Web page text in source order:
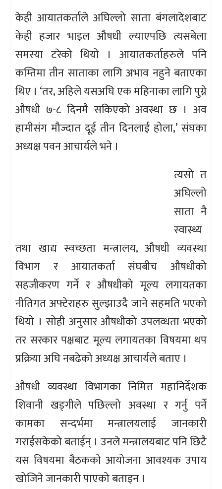
केही आयातकर्ताले अघिल्लो साता बंगलादेशबाट
केही हजार भाइल औषधी ल्याएपछि त्यसबेला
समस्या टरेको थियो । आयातकर्ताहरुले पनि
कम्तिमा तीन साताका लागि अभाव नहुने बताएका
थिए । ‘तर, अहिले यसअघि एक महिनाका लागि पुग्ने
औषधी ७-८ दिनमै सकिएको अवस्था छ । अव
हामीसंग मौज्दात दूई तीन दिनलाई होला,’ संघका
अध्यक्ष पवन आचार्यले भने ।
त्यसो त
अघिल्लो
साता नै
स्वास्थ्य
तथा खाद्य स्वच्छता मन्त्रालय, औषधी व्यवस्था
विभाग र आयातकर्ता संघबीच औषधीको
सहजीकरण गर्ने र औषधीको मूल्य लगायतका
नीतिगत अफ्टेराहरु सुल्झाउदै जाने सहमति भएको
थियो । सोही अनुसार औषधीको उपलव्धता भएको
तर सरकार पक्षबाट मूल्य लगायतका विषयमा थप
प्रक्रिया अघि नबढेको अध्यक्ष आचार्यले बताए ।
औषधी व्यवस्था विभागका निमित्त महानिर्देशक
शिवानी खड्गीले पछिल्लो अवस्था र गर्नु पर्ने
कामका सन्दर्भमा मन्त्रालयलाई जानकारी
गराईसकेको बताईन् । उनले मन्त्रालयबाट पनि छिटै
यस विषयमा बैठकको आयोजना आवश्यक उपाय
खोजिने जानकारी पाएको बताइन ।